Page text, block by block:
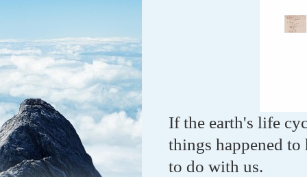
If the earth's life
things happened
to do with us.